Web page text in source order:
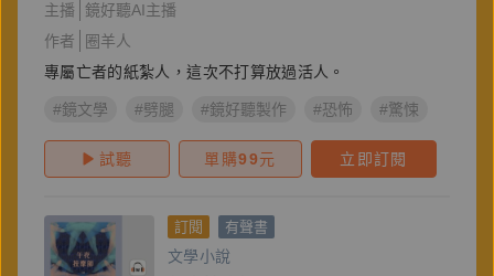
主播
鏡好聽AI主播
作者
圈羊人
專屬亡者的紙紮人，這次不打算放過活人。
#鏡文學 #劈腿 #鏡好聽製作 #恐怖 #驚悚
試聽 單購99元 立即訂閱
訂閱 有聲書
文學小說